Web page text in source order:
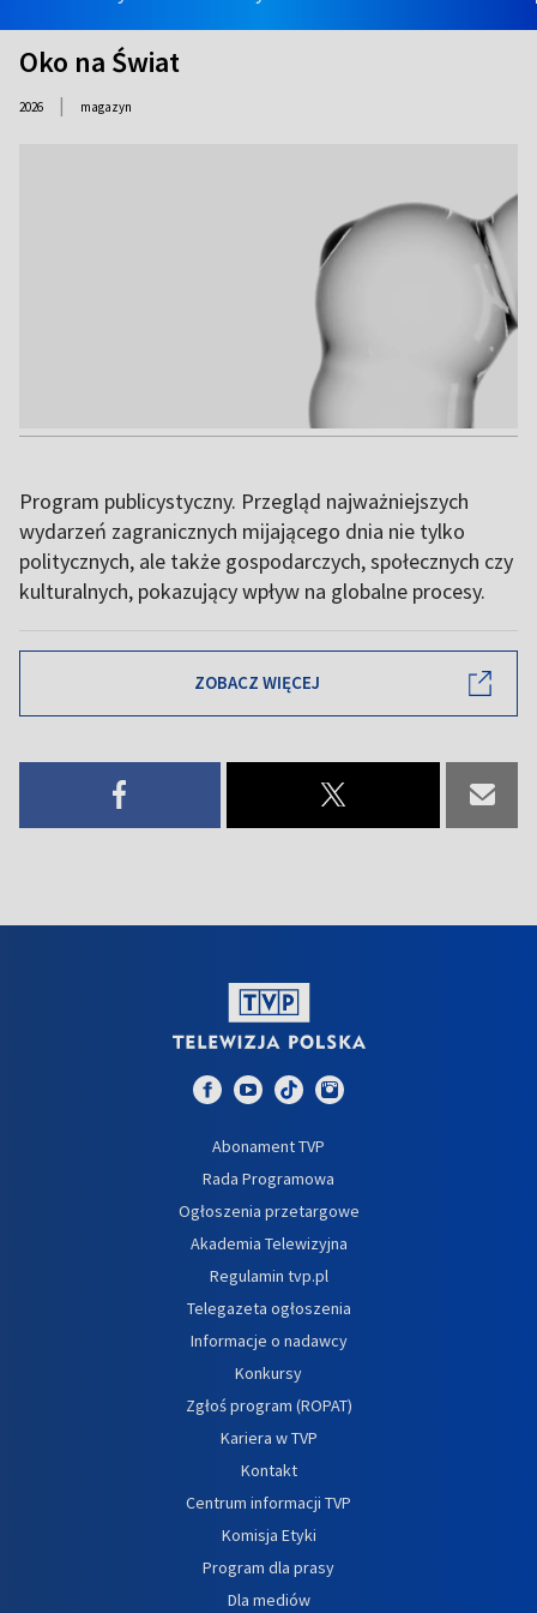
Oko na Świat
2026 | magazyn
Program publicystyczny. Przegląd najważniejszych
wydarzeń zagranicznych mijającego dnia nie tylko
politycznych, ale także gospodarczych, społecznych czy
kulturalnych, pokazujący wpływ na globalne procesy.
ZOBACZ WIĘCEJ
Abonament TVP
Rada Programowa
Ogłoszenia przetargowe
Akademia Telewizyjna
Regulamin tvp.pl
Telegazeta ogłoszenia
Informacje o nadawcy
Konkursy
Zgłoś program (ROPAT)
Kariera w TVP
Kontakt
Centrum informacji TVP
Komisja Etyki
Program dla prasy
Dla mediów